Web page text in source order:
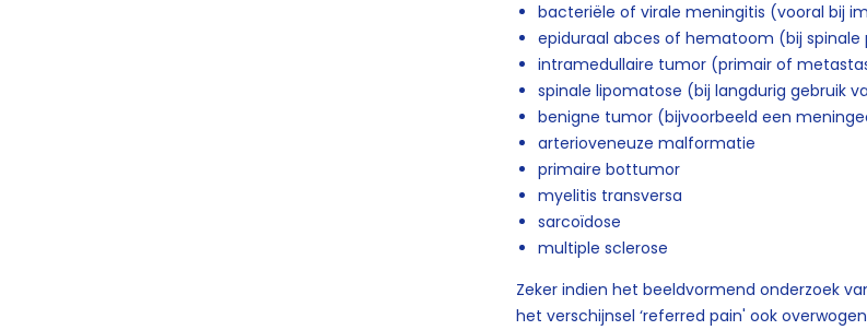
bacteriële of virale meningitis (vooral bij
epiduraal abces of hematoom (bij spinale
intramedullaire tumor (primair of
spinale lipomatose (bij langdurig gebruik
benigne tumor (bijvoorbeeld een
arterioveneuze malformatie
primaire bottumor
myelitis transversa
sarcoïdose
multiple sclerose
Zeker indien het beeldvormend onderzoek
het verschijnsel ‘referred pain' ook